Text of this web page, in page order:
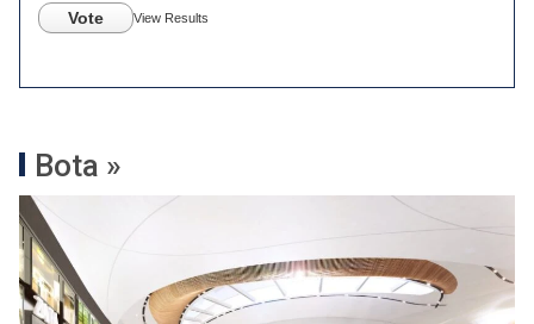
Vote View Results
Bota »